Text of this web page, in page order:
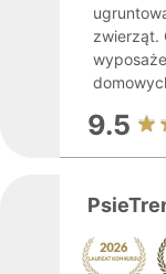
zwierząt.
9.5